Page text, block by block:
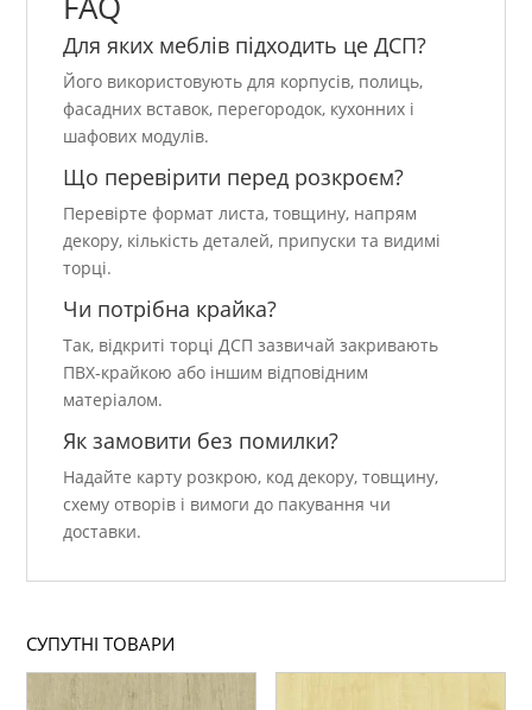
Для яких меблів підходить це ДСП?
Його використовують для корпусів, полиць,
фасадних вставок, перегородок, кухонних і
шафових модулів.
Що перевірити перед розкроєм?
Перевірте формат листа, товщину, напрям
декору, кількість деталей, припуски та видимі
торці.
Чи потрібна крайка?
Так, відкриті торці ДСП зазвичай закривають
ПВХ-крайкою або іншим відповідним
матеріалом.
Як замовити без помилки?
Надайте карту розкрою, код декору, товщину,
схему отворів і вимоги до пакування чи
доставки.
СУПУТНІ ТОВАРИ